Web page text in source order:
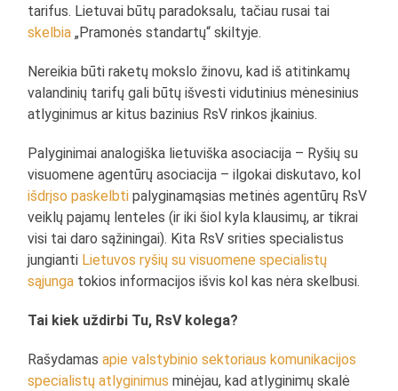
tarifus. Lietuvai būtų paradoksalu, tačiau rusai tai
skelbia „Pramonės standartų“ skiltyje.
Nereikia būti raketų mokslo žinovu, kad iš atitinkamų
valandinių tarifų gali būtų išvesti vidutinius mėnesinius
atlyginimus ar kitus bazinius RsV rinkos įkainius.
Palyginimai analogiška lietuviška asociacija – Ryšių su
visuomene agentūrų asociacija – ilgokai diskutavo, kol
išdrįso paskelbti palyginamąsias metinės agentūrų RsV
veiklų pajamų lenteles (ir iki šiol kyla klausimų, ar tikrai
visi tai daro sąžiningai). Kita RsV srities specialistus
jungianti Lietuvos ryšių su visuomene specialistų
sąjunga tokios informacijos išvis kol kas nėra skelbusi.
Tai kiek uždirbi Tu, RsV kolega?
Rašydamasapie valstybinio sektoriaus komunikacijos
specialistų atlyginimus minėjau, kad atlyginimų skalė